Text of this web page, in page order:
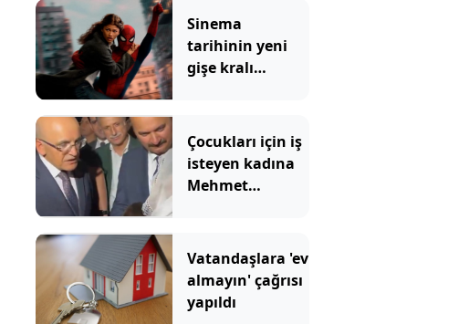
Sinema
tarihinin yeni
gişe kralı
geçti
Çocukları için iş
isteyen kadına
Mehmet
Vatandaşlara 'ev
almayın' çağrısı
yapıldı